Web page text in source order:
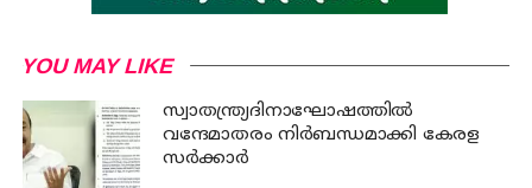
YOU MAY LIKE
സ്വാതന്ത്ര്യദിനാഘോഷത്തില്‍
വന്ദേമാതരം നിര്‍ബന്ധമാക്കി കേരള
സര്‍ക്കാര്‍